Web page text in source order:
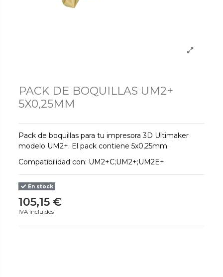
PACK DE BOQUILLAS UM2+
5X0,25MM
Pack de boquillas para tu impresora 3D Ultimaker
modelo UM2+. El pack contiene 5x0,25mm.
Compatibilidad con: UM2+C;UM2+;UM2E+
En stock
105,15 €
IVA incluidos